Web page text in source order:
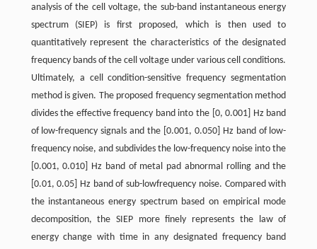
analysis of the cell voltage, the sub-band instantaneous energy
spectrum (SIEP) is first proposed, which is then used to
quantitatively represent the characteristics of the designated
frequency bands of the cell voltage under various cell conditions.
Ultimately, a cell condition-sensitive frequency segmentation
method is given. The proposed frequency segmentation method
divides the effective frequency band into the [0, 0.001] Hz band
of low-frequency signals and the [0.001, 0.050] Hz band of low-
frequency noise, and subdivides the low-frequency noise into the
[0.001, 0.010] Hz band of metal pad abnormal rolling and the
[0.01, 0.05] Hz band of sub-lowfrequency noise. Compared with
the instantaneous energy spectrum based on empirical mode
decomposition, the SIEP more finely represents the law of
energy change with time in any designated frequency band